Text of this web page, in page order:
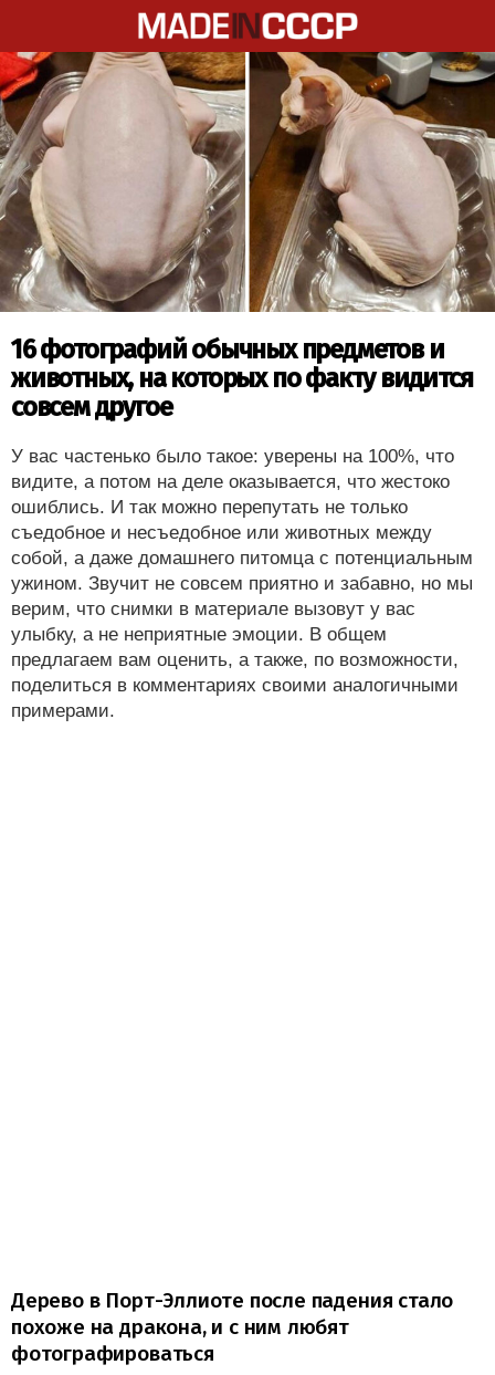
16 фотографий обычных предметов и
животных, на которых по факту видится
совсем другое
У вас частенько было такое: уверены на 100%, что
видите, а потом на деле оказывается, что жестоко
ошиблись. И так можно перепутать не только
съедобное и несъедобное или животных между
собой, а даже домашнего питомца с потенциальным
ужином. Звучит не совсем приятно и забавно, но мы
верим, что снимки в материале вызовут у вас
улыбку, а не неприятные эмоции. В общем
предлагаем вам оценить, а также, по возможности,
поделиться в комментариях своими аналогичными
примерами.
Дерево в Порт-Эллиоте после падения стало
похоже на дракона, и с ним любят
фотографироваться